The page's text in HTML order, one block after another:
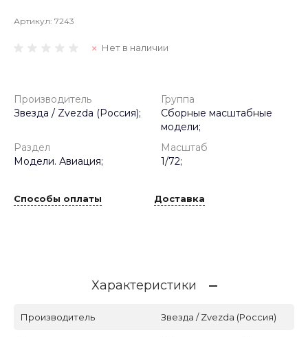
Артикул: 7243
Нет в наличии
Производитель
Звезда / Zvezda (Россия);
Группа
Сборные масштабные
модели;
Раздел
Модели. Авиация;
Масштаб
1/72;
Способы оплаты Доставка
Характеристики
Производитель Звезда / Zvezda (Россия)